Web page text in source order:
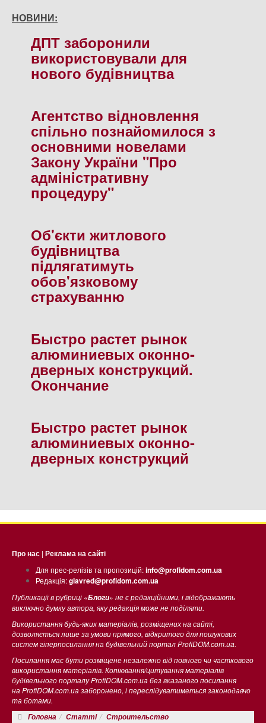
НОВИНИ:
ДПТ заборонили
використовували для
нового будiвництва
Агентство вiдновлення
спiльно познайомилося з
основними новелами
Закону України "Про
адмiнiстративну
процедуру"
Об'єкти житлового
будiвництва
пiдлягатимуть
обов'язковому
страхуванню
Быстро растет рынок
алюминиевых оконно-
дверных конструкций.
Окончание
Быстро растет рынок
алюминиевых оконно-
дверных конструкций
Про нас | Реклама на сайті
Для прес-релізів та пропозицій:info@profidom.com.ua
Редакція:glavred@profidom.com.ua
Публикації в рубриці «Блоги» не є редакційними, і відображають
виключно думку автора, яку редакція може не поділяти.
Використання будь-яких матеріалів, розміщених на сайті,
дозволяється лише за умови прямого, відкритого для пошукових
систем гіперпосилання на будівельний портал ProfiDOM.com.ua.
Посилання має бути розміщене незалежно від повного чи часткового
використання матеріалів. Копіювання/цитування матеріалів
будівельного порталу ProfiDOM.com.ua без вказаного посилання
на ProfiDOM.com.ua заборонено, і переслідуватиметься законодавчо
та ботами.
Головна
Статті
Строительство